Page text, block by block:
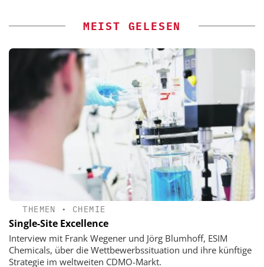
MEIST GELESEN
THEMEN • CHEMIE
Single-Site Excellence
Interview mit Frank Wegener und Jörg Blumhoff, ESIM
Chemicals, über die Wettbewerbssituation und ihre künftige
Strategie im weltweiten CDMO-Markt.